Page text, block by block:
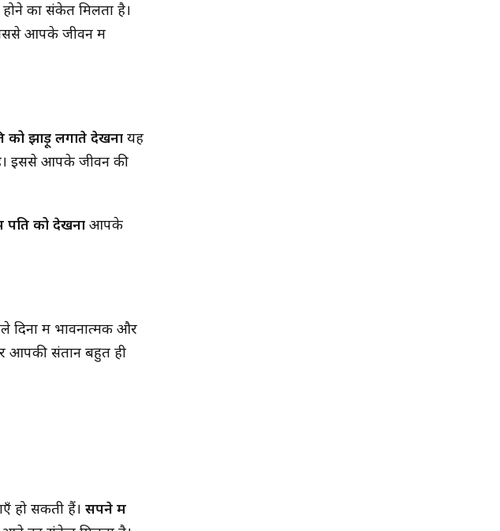
होने का संकेत मिलता है।
आपके जीवन में
को झाड़ू लगाते देखना यह
है। इससे आपके जीवन की
को देखना आपके
दिनों में भावनात्मक और
आपकी संतान बहुत ही
हो सकती हैं। सपने में